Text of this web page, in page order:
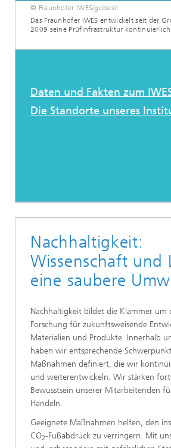
© Fraunhofer IWES/gobasil
Das Fraunhofer IWES entwickelt seit der
2009 seine Prüfinfrastruktur kontinuierlich
Daten und Fakten zum
Die Standorte unseres
Nachhaltigkeit:
Wissenschaft und
eine saubere
Nachhaltigkeit bildet die Klammer um
Forschung für zukunftsweisende
Materialien und Produkte. Innerhalb
haben wir entsprechende
Maßnahmen definiert, die wir
und weiterentwickeln. Wir stärken
Bewusstsein unserer Mitarbeitenden
Handeln.
Geeignete Maßnahmen helfen, den
CO2-Fußabdruck zu verringern. Mit